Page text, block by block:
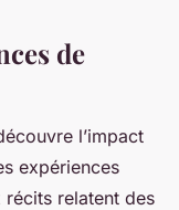
de
l’impact
expériences
récits relatent des